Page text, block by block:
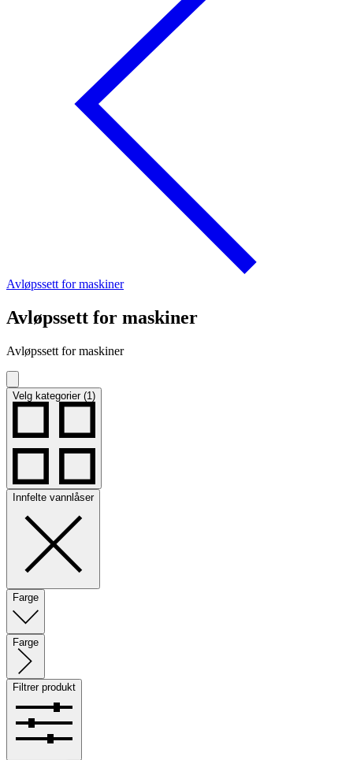
Avløpssett for maskiner
Avløpssett for maskiner
Avløpssett for maskiner
Velg kategorier (1)
Innfelte vannlåser
Farge
Farge
Filtrer produkt